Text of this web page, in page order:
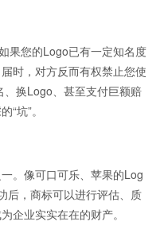
您的Logo已有一定知名度
时，对方反而有权禁止您使
换Logo、甚至支付巨额赔
坑”。
。像可口可乐、苹果的Log
后，商标可以进行评估、质
企业实实在在的财产。